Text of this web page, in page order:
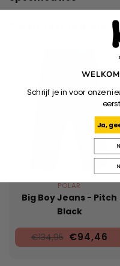
Gerelateerde
POLAR
Big Boy Jeans - Pitch
Black
€134,95 €94,46
Schrijf je in voor onze
Ja,